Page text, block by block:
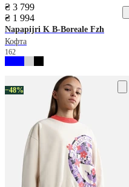
₴ 3 799
₴ 1 994
Napapijri K B-Boreale Fzh
Кофта
162
−48%